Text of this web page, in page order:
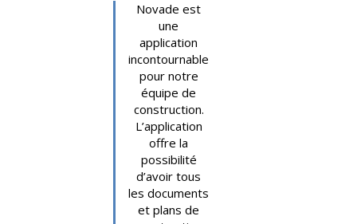
Novade est
une
application
incontournable
pour notre
équipe de
construction.
L’application
offre la
possibilité
d’avoir tous
les documents
et plans de